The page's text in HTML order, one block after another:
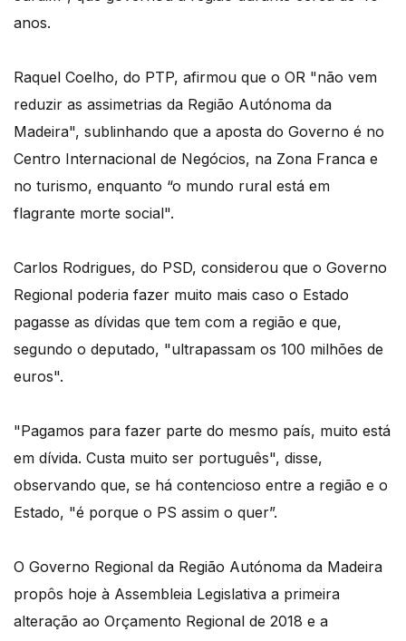
anos.
Raquel Coelho, do PTP, afirmou que o OR "não vem
reduzir as assimetrias da Região Autónoma da
Madeira", sublinhando que a aposta do Governo é no
Centro Internacional de Negócios, na Zona Franca e
no turismo, enquanto “o mundo rural está em
flagrante morte social".
Carlos Rodrigues, do PSD, considerou que o Governo
Regional poderia fazer muito mais caso o Estado
pagasse as dívidas que tem com a região e que,
segundo o deputado, "ultrapassam os 100 milhões de
euros".
"Pagamos para fazer parte do mesmo país, muito está
em dívida. Custa muito ser português", disse,
observando que, se há contencioso entre a região e o
Estado, "é porque o PS assim o quer”.
O Governo Regional da Região Autónoma da Madeira
propôs hoje à Assembleia Legislativa a primeira
alteração ao Orçamento Regional de 2018 e a